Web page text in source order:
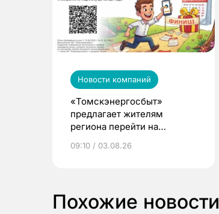
Новости компаний
«Томскэнергосбыт»
предлагает жителям
региона перейти на
выиграть призы
09:10 / 03.08.26
Похожие новости